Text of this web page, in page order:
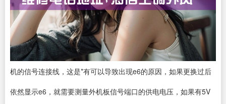
机的信号连接线，这是*有可以导致出现e6的原因，如果更换过后
依然显示e6，就需要测量外机板信号端口的供电电压，如果有5V